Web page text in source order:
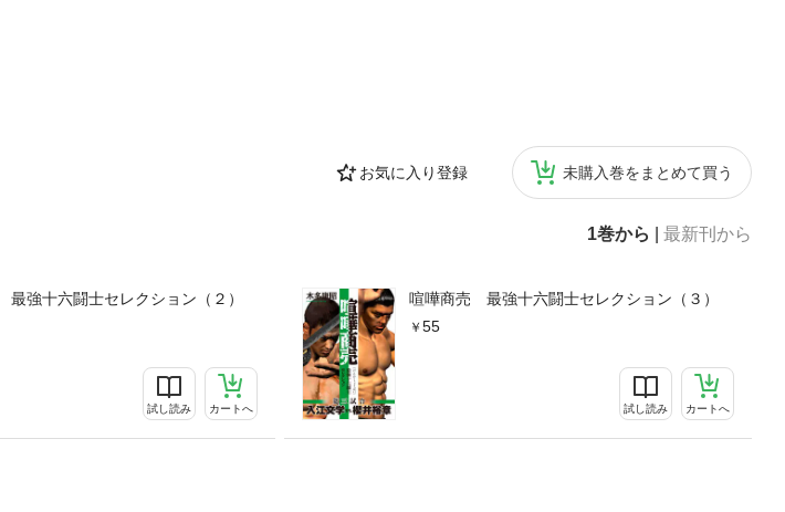
お気に入り登録 未購入巻をまとめて買う
1巻から 最新刊から
強十六闘士セレクション（２）
試し読み カートへ
喧嘩商売 最強十六闘士セレクション（３）
55
試し読み カートへ